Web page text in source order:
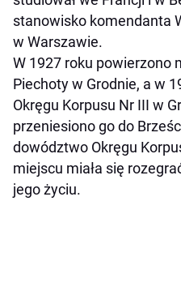
stanowisko komendanta
w Warszawie.
W 1927 roku powierzono
Piechoty w Grodnie, a w
Okręgu Korpusu Nr III w
przeniesiono go do
dowództwo Okręgu
miejscu miała się
jego życiu.